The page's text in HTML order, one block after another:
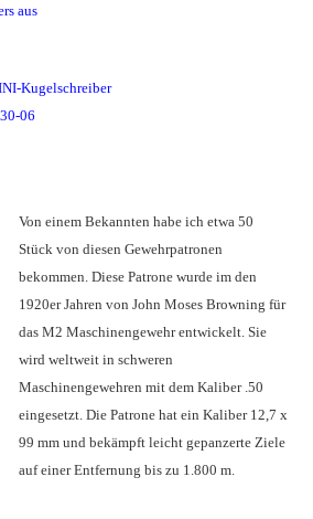
aus
Kugelschreiber
06
Von einem Bekannten habe ich etwa 50
Stück von diesen Gewehrpatronen
bekommen. Diese Patrone wurde im den
1920er Jahren von John Moses Browning für
das M2 Maschinengewehr entwickelt. Sie
wird weltweit in schweren
Maschinengewehren mit dem Kaliber .50
eingesetzt. Die Patrone hat ein Kaliber 12,7 x
99 mm und bekämpft leicht gepanzerte Ziele
auf einer Entfernung bis zu 1.800 m.